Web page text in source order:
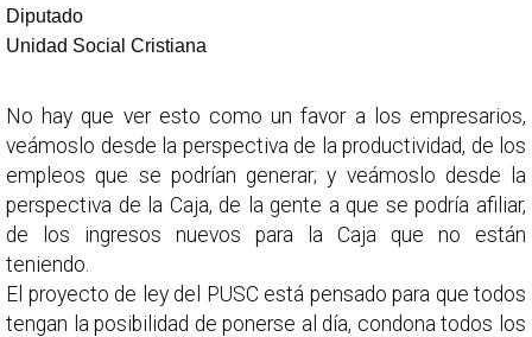
Diputado
Unidad Social Cristiana
No hay que ver esto como un favor a los empresarios,
veámoslo desde la perspectiva de la productividad, de los
empleos que se podrían generar; y veámoslo desde la
perspectiva de la Caja, de la gente a que se podría afiliar,
de los ingresos nuevos para la Caja que no están
teniendo.
El proyecto de ley del PUSC está pensado para que todos
tengan la posibilidad de ponerse al día, condona todos los